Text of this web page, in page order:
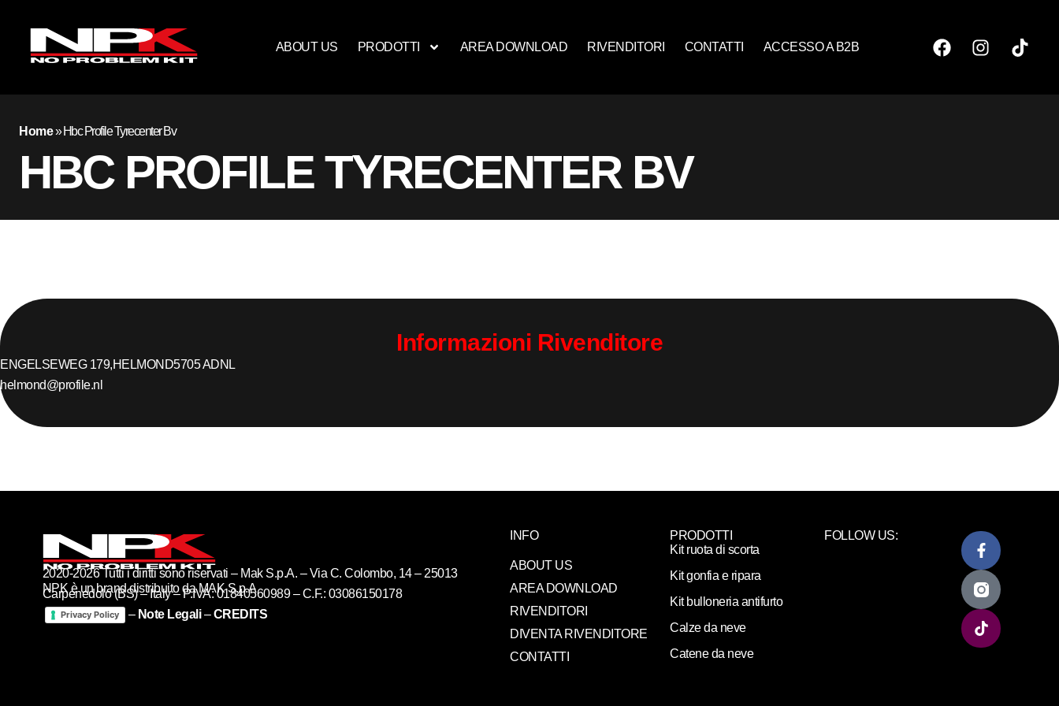
ABOUT US PRODOTTI AREA DOWNLOAD RIVENDITORI CONTATTI ACCESSO A B2B
Home»Hbc Profile Tyrecenter Bv
HBC PROFILE TYRECENTER BV
Informazioni Rivenditore
ENGELSEWEG 179,HELMOND5705 ADNL
helmond@profile.nl
NPK è un brand distribuito da MAK S.p.A
2020-2026 Tutti i diritti sono riservati – Mak S.p.A. – Via C. Colombo, 14 – 25013
Carpenedolo (BS) – Italy – P.IVA: 01840560989 – C.F.: 03086150178
Privacy Policy – Note Legali–CREDITS
INFO
ABOUT US
AREA DOWNLOAD
RIVENDITORI
DIVENTA RIVENDITORE
CONTATTI
PRODOTTI
Kit ruota di scorta
Kit gonfia e ripara
Kit bulloneria antifurto
Calze da neve
Catene da neve
FOLLOW US: